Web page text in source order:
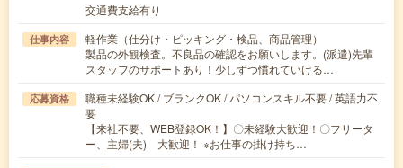
交通費支給有り
仕事内容
軽作業（仕分け・ピッキング・検品、商品管理）
製品の外観検査。不良品の確認をお願いします。(派遣)先輩
スタッフのサポートあり！少しずつ慣れていける…
応募資格
職種未経験OK / ブランクOK / パソコンスキル不要 / 英語力不
要
【来社不要、WEB登録OK！】〇未経験大歓迎！〇フリータ
ー、主婦(夫) 大歓迎！ ※お仕事の掛け持ち…